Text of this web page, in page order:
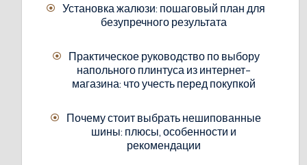
Установка жалюзи: пошаговый план для
безупречного результата
Практическое руководство по выбору
напольного плинтуса из интернет-
магазина: что учесть перед покупкой
Почему стоит выбрать нешипованные
шины: плюсы, особенности и
рекомендации